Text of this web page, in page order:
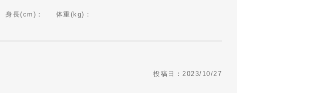
身長(cm)：
体重(kg)：
投稿日：2023/10/27